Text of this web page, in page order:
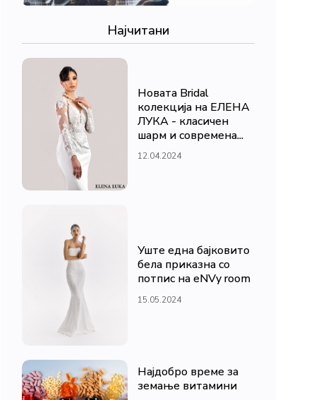
Најчитани
Новата Bridal
колекција на ЕЛЕНА
ЛУКА - класичен
шарм и современа...
12.04.2024
Уште една бајковито
бела приказна со
потпис на eNVy room
15.05.2024
Најдобро време за
земање витамини